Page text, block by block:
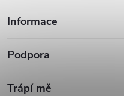
Informace
Podpora
Trápí mě